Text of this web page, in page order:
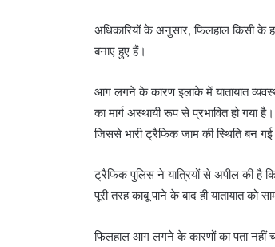
अधिकारियों के अनुसार, फिलहाल किसी के
बनाए हुए हैं।
आग लगने के कारण इलाके में यातायात
का मार्ग अस्थायी रूप से प्रभावित हो
जिससे भारी ट्रैफिक जाम की स्थिति बन
ट्रैफिक पुलिस ने यात्रियों से अपील की है
पूरी तरह काबू पाने के बाद ही यातायात को
फिलहाल आग लगने के कारणों का पता नहीं